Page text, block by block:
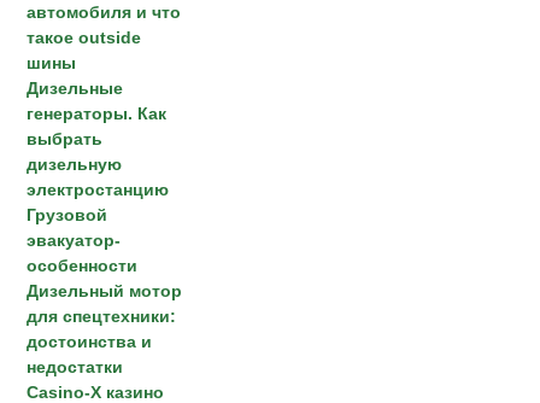
автомобиля и что
такое outside
шины
Дизельные
генераторы. Как
выбрать
дизельную
электростанцию
Грузовой
эвакуатор-
особенности
Дизельный мотор
для спецтехники:
достоинства и
недостатки
Casino-X казино